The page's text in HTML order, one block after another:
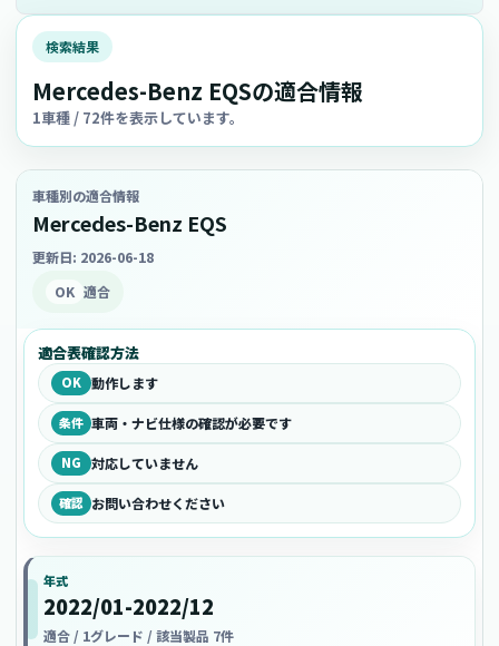
検索結果
Mercedes-Benz EQSの適合情報
1車種 / 72件を表示しています。
車種別の適合情報
Mercedes-Benz EQS
更新日: 2026-06-18
OK 適合
適合表確認方法
OK 動作します
条件 車両・ナビ仕様の確認が必要です
NG 対応していません
確認 お問い合わせください
年式
2022/01-2022/12
適合 / 1グレード / 該当製品 7件